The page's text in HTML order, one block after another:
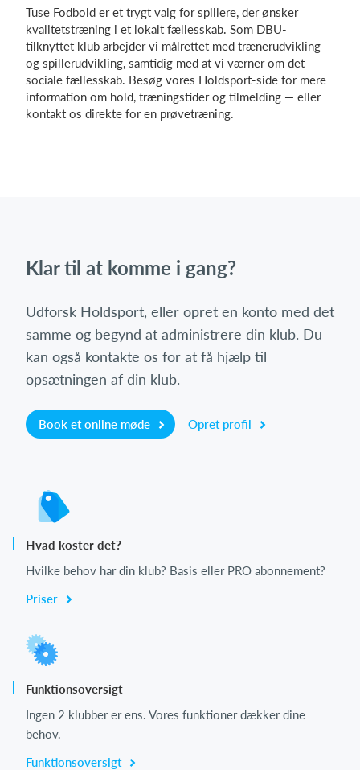
Tuse Fodbold er et trygt valg for spillere, der ønsker
kvalitetstræning i et lokalt fællesskab. Som DBU-
tilknyttet klub arbejder vi målrettet med trænerudvikling
og spillerudvikling, samtidig med at vi værner om det
sociale fællesskab. Besøg vores Holdsport-side for mere
information om hold, træningstider og tilmelding — eller
kontakt os direkte for en prøvetræning.
Klar til at komme i gang?
Udforsk Holdsport, eller opret en konto med det
samme og begynd at administrere din klub. Du
kan også kontakte os for at få hjælp til
opsætningen af din klub.
Book et online møde Opret profil
Hvad koster det?
Hvilke behov har din klub? Basis eller PRO abonnement?
Priser
Funktionsoversigt
Ingen 2 klubber er ens. Vores funktioner dækker dine
behov.
Funktionsoversigt